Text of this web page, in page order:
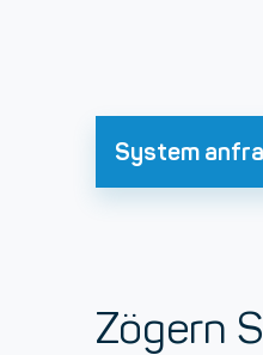
System
Zögern